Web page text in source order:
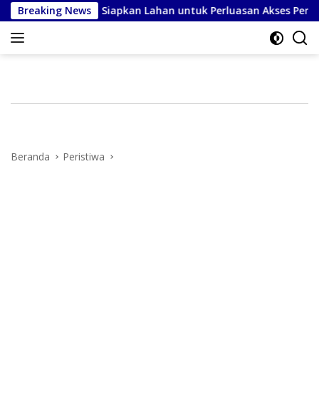
Langsung
ke
konten
Breaking NewsSiapkan Lahan untuk Perluasan Akses Pendidikan
Beranda Peristiwa